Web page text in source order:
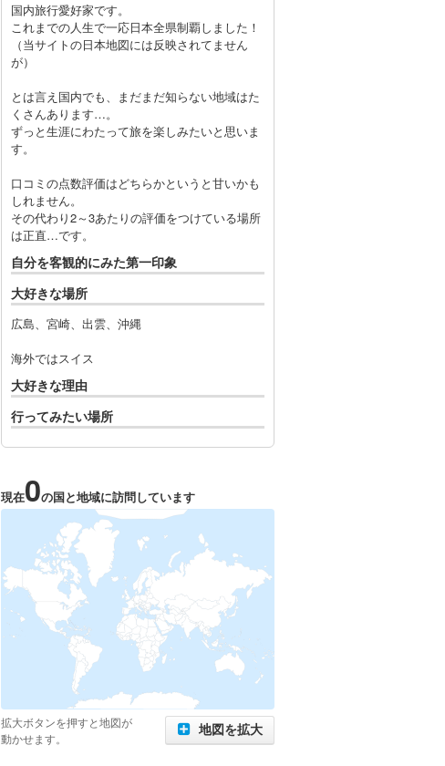
国内旅行愛好家です。
これまでの人生で一応日本全県制覇しました！
（当サイトの日本地図には反映されてません
が）
とは言え国内でも、まだまだ知らない地域はた
くさんあります…。
ずっと生涯にわたって旅を楽しみたいと思いま
す。
口コミの点数評価はどちらかというと甘いかも
しれません。
その代わり2～3あたりの評価をつけている場所
は正直…です。
自分を客観的にみた第一印象
大好きな場所
広島、宮崎、出雲、沖縄
海外ではスイス
大好きな理由
行ってみたい場所
現在0の国と地域に訪問しています
拡大ボタンを押すと地図が
動かせます。
地図を拡大